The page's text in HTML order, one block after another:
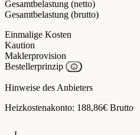
Gesamtbelastung (netto)
Gesamtbelastung (brutto)
Einmalige Kosten
Kaution
Maklerprovision
Bestellerprinzip
Hinweise des Anbieters
Heizkostenakonto: 188,86€ Brutto